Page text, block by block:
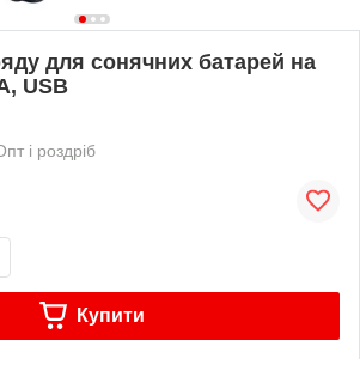
для сонячних батарей на
USB
і роздріб
Купити